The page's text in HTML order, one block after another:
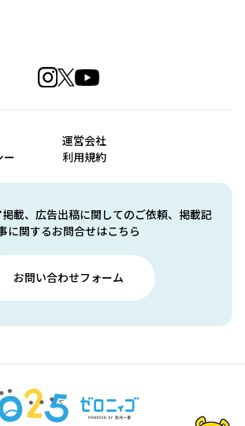
載、広告出稿に関してのご依頼、掲載記
に関するお問合せはこちら
お問い合わせフォーム
運営会社
ー
利用規約